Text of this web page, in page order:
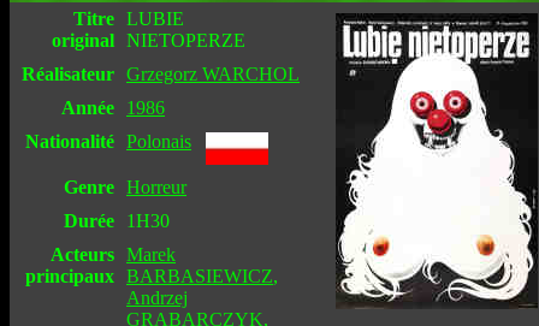
Titre
original
LUBIE
NIETOPERZE
Réalisateur Grzegorz WARCHOL
Année
1986
Nationalité Polonais
Genre Horreur
Durée
1H30
Acteurs
principaux
Marek
BARBASIEWICZ,
Andrzej
GRABARCZYK,